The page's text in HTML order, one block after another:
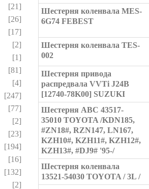
[21]
[26]
[17]
[2]
[1]
[81]
[4]
[247]
[77]
[2]
[23]
[194]
[16]
[132]
[2]
Шестерня коленвала MES-
6G74 FEBEST
Шестерня коленвала TES-
002
Шестерня привода
распредвала VVTi J24B
[12740-78K00] SUZUKI
Шестерня ABC 43517-
35010 TOYOTA /KDN185,
#ZN18#, RZN147, LN167,
KZH10#, KZH11#, KZH12#,
KZH13#, #DJ9# '95-/
Шестерня коленвала
13521-54030 TOYOTA / 3L /